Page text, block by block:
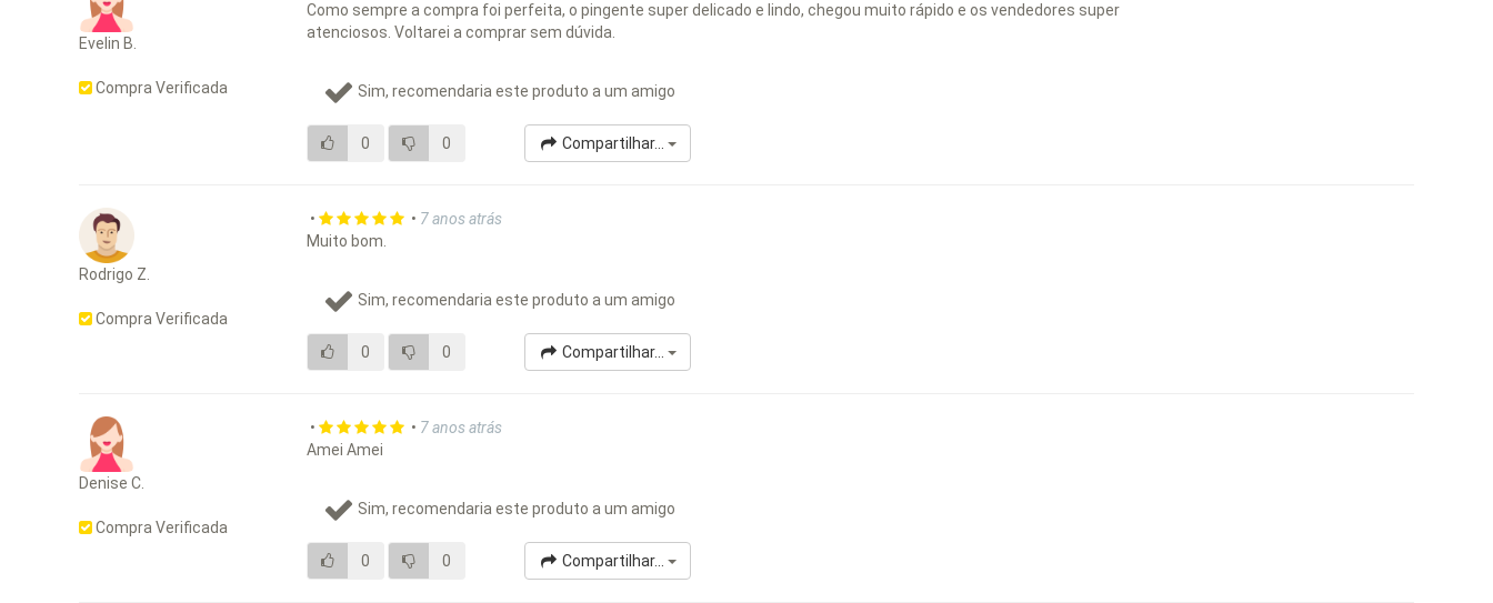
Evelin B.
Compra Verificada
Como sempre a compra foi perfeita, o pingente super delicado e lindo, chegou muito rápido e os vendedores super
atenciosos. Voltarei a comprar sem dúvida.
Sim, recomendaria este produto a um amigo
0 0 Compartilhar...
Rodrigo Z.
Compra Verificada
• • 7 anos atrás
Muito bom.
Sim, recomendaria este produto a um amigo
0 0 Compartilhar...
Denise C.
Compra Verificada
• • 7 anos atrás
Amei Amei
Sim, recomendaria este produto a um amigo
0 0 Compartilhar...